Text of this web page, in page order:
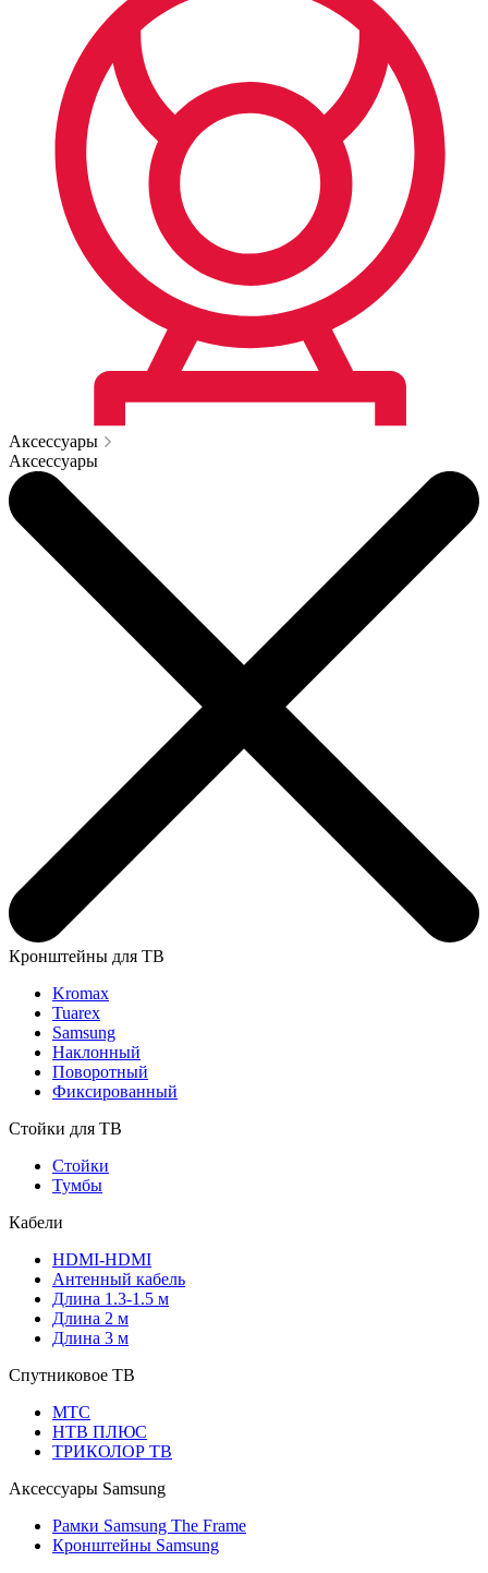
Аксессуары
Аксессуары
Кронштейны для ТВ
Kromax
Tuarex
Samsung
Наклонный
Поворотный
Фиксированный
Стойки для ТВ
Стойки
Тумбы
Кабели
HDMI-HDMI
Антенный кабель
Длина 1.3-1.5 м
Длина 2 м
Длина 3 м
Спутниковое ТВ
МТС
НТВ ПЛЮС
ТРИКОЛОР ТВ
Аксессуары Samsung
Рамки Samsung The Frame
Кронштейны Samsung